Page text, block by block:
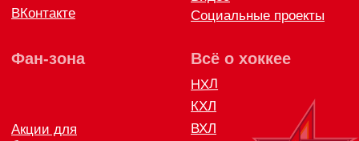
Правила возврата и обмена товара